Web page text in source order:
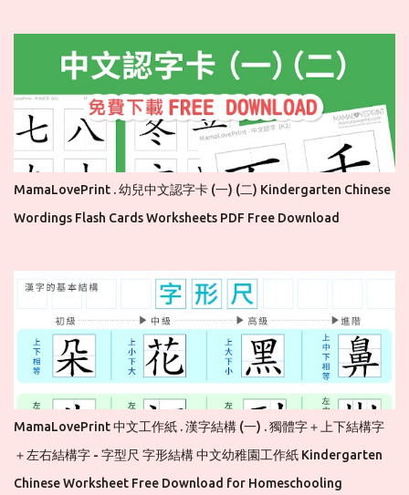
MamaLovePrint . 幼兒中文認字卡 (一) (二) Kindergarten Chinese
Wordings Flash Cards Worksheets PDF Free Download
MamaLovePrint 中文工作紙 . 漢字結構 (一) . 獨體字＋上下結構字
＋左右結構字 - 字型尺 字形結構 中文幼稚園工作紙 Kindergarten
Chinese Worksheet Free Download for Homeschooling